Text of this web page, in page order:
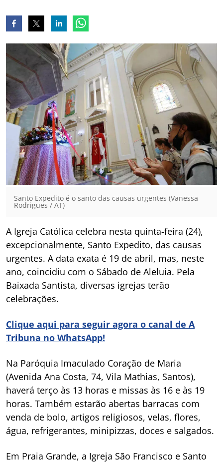
Santo Expedito é o santo das causas urgentes (Vanessa
Rodrigues / AT)
A Igreja Católica celebra nesta quinta-feira (24),
excepcionalmente, Santo Expedito, das causas
urgentes. A data exata é 19 de abril, mas, neste
ano, coincidiu com o Sábado de Aleluia. Pela
Baixada Santista, diversas igrejas terão
celebrações.
Clique aqui para seguir agora o canal de A
Tribuna no WhatsApp!
Na Paróquia Imaculado Coração de Maria
(Avenida Ana Costa, 74, Vila Mathias, Santos),
haverá terço às 13 horas e missas às 16 e às 19
horas. Também estarão abertas barracas com
venda de bolo, artigos religiosos, velas, flores,
água, refrigerantes, minipizzas, doces e salgados.
Em Praia Grande, a Igreja São Francisco e Santo